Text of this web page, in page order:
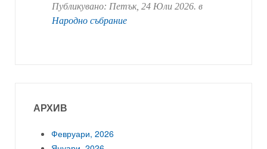
Публикувано: Петък, 24 Юли 2026. в
Народно събрание
АРХИВ
Февруари, 2026